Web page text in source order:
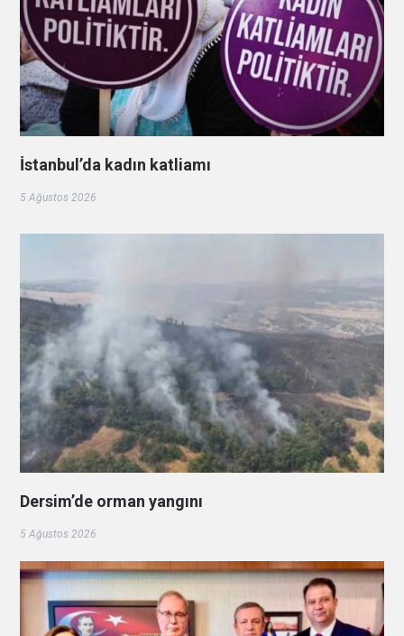
İstanbul’da kadın katliamı
5 Ağustos 2026
Dersim’de orman yangını
5 Ağustos 2026